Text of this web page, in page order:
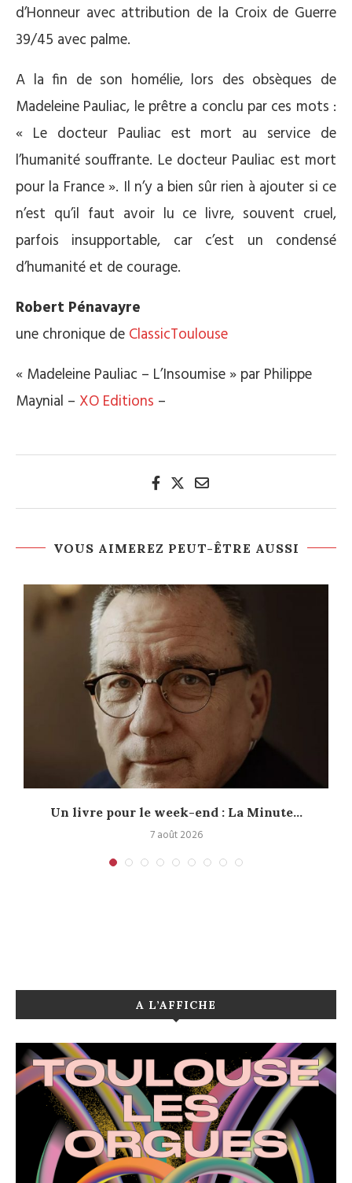
d’Honneur avec attribution de la Croix de Guerre
39/45 avec palme.
A la fin de son homélie, lors des obsèques de
Madeleine Pauliac, le prêtre a conclu par ces mots :
« Le docteur Pauliac est mort au service de
l’humanité souffrante. Le docteur Pauliac est mort
pour la France ». Il n’y a bien sûr rien à ajouter si ce
n’est qu’il faut avoir lu ce livre, souvent cruel,
parfois insupportable, car c’est un condensé
d’humanité et de courage.
Robert Pénavayre
une chronique de ClassicToulouse
« Madeleine Pauliac – L’Insoumise » par Philippe
Maynial – XO Editions –
VOUS AIMEREZ PEUT-ÊTRE AUSSI
Un livre pour le week-end : La Minute...
7 août 2026
A L’AFFICHE